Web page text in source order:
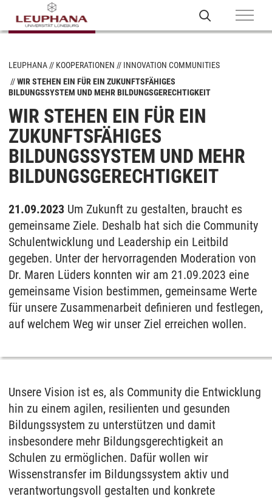
LEUPHANA KOOPERATIONEN
INNOVATION COMMUNITIES
WIR STEHEN EIN FÜR EIN ZUKUNFTSFÄHIGES
BILDUNGSSYSTEM UND MEHR BILDUNGSGERECHTIGKEIT
WIR STEHEN EIN FÜR EIN
ZUKUNFTSFÄHIGES
BILDUNGSSYSTEM UND MEHR
BILDUNGSGERECHTIGKEIT
21.09.2023 Um Zukunft zu gestalten, braucht es
gemeinsame Ziele. Deshalb hat sich die Community
Schulentwicklung und Leadership ein Leitbild
gegeben. Unter der hervorragenden Moderation von
Dr. Maren Lüders konnten wir am 21.09.2023 eine
gemeinsame Vision bestimmen, gemeinsame Werte
für unsere Zusammenarbeit definieren und festlegen,
auf welchem Weg wir unser Ziel erreichen wollen.
Unsere Vision ist es, als Community die Entwicklung
hin zu einem agilen, resilienten und gesunden
Bildungssystem zu unterstützen und damit
insbesondere mehr Bildungsgerechtigkeit an
Schulen zu ermöglichen. Dafür wollen wir
Wissenstransfer im Bildungssystem aktiv und
verantwortungsvoll gestalten und konkrete